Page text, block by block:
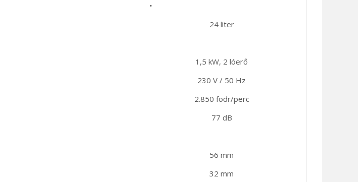
•
24 liter
1,5 kW, 2 lóerő
230 V / 50 Hz
2.850 fodr/perc
77 dB
56 mm
32 mm